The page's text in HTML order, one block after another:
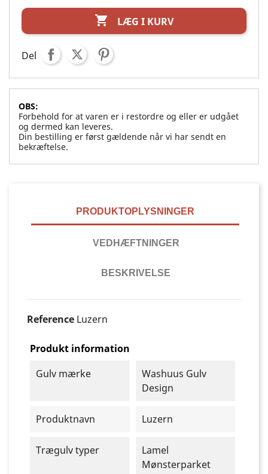
 LÆG I KURV
Del
OBS:
Forbehold for at varen er i restordre og eller er udgået
og dermed kan leveres.
Din bestilling er først gældende når vi har sendt en
bekræftelse.
PRODUKTOPLYSNINGER
VEDHÆFTNINGER
BESKRIVELSE
Reference Luzern
Produkt information
Gulv mærke
Washuus Gulv
Design
Produktnavn Luzern
Trægulv typer
Lamel
Mønsterparket